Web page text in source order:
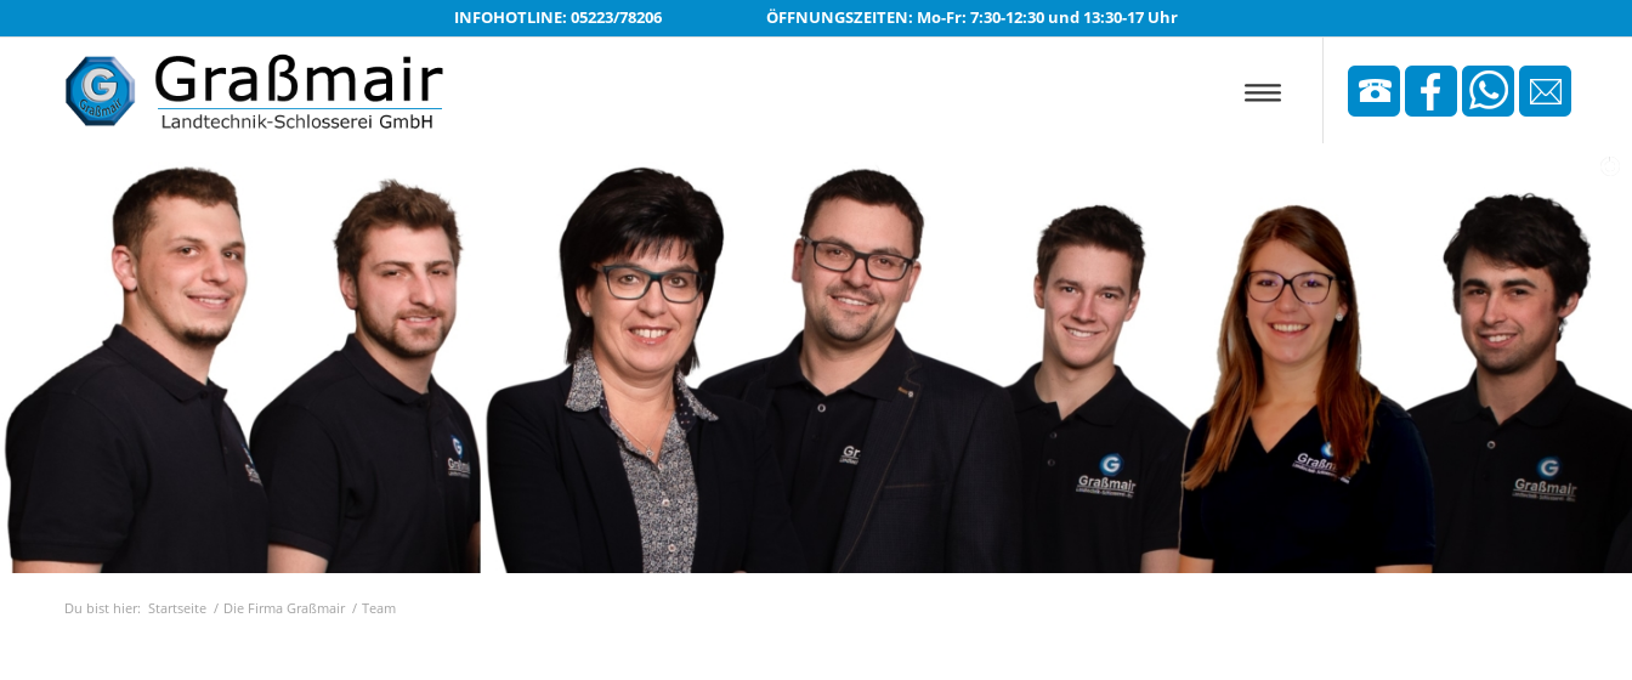
INFOHOTLINE: 05223/78206 ÖFFNUNGSZEITEN: Mo-Fr: 7:30-12:30 und 13:30-17 Uhr
Du bist hier: Startseite / Die Firma Graßmair / Team